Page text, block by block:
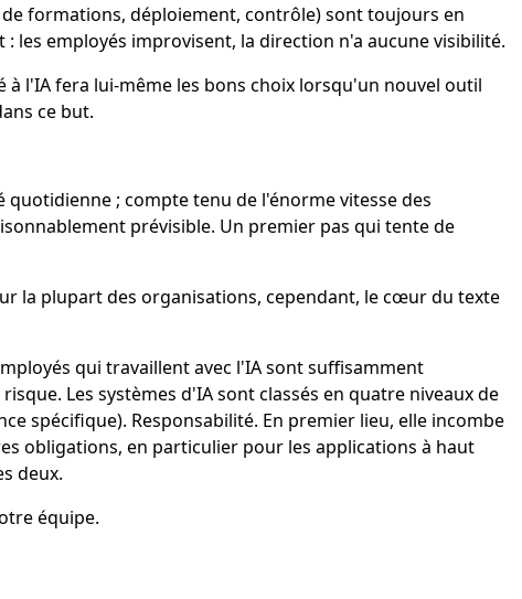
formations, déploiement, contrôle) sont toujours en
les employés improvisent, la direction n'a aucune visibilité.
l'IA fera lui-même les bons choix lorsqu'un nouvel outil
ce but.
; compte tenu de l'énorme vitesse des
prévisible. Un premier pas qui tente de
la plupart des organisations, cependant, le cœur du texte
qui travaillent avec l'IA sont suffisamment
Les systèmes d'IA sont classés en quatre niveaux de
spécifique). Responsabilité. En premier lieu, elle incombe
obligations, en particulier pour les applications à haut
deux.
équipe.